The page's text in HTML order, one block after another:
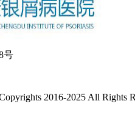
号
2016-2025 All Rights